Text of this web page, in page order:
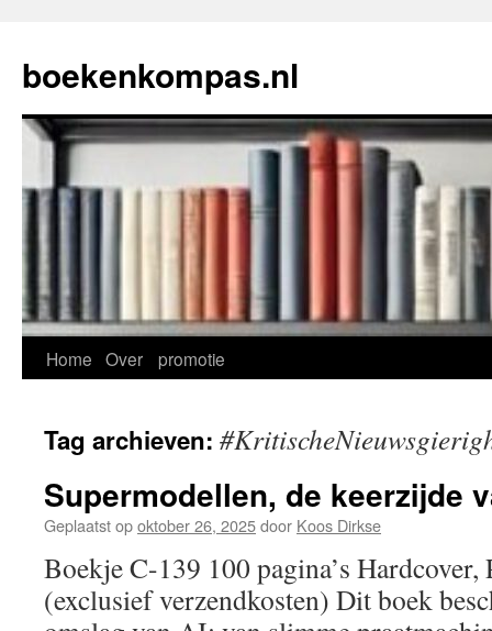
de
inhoud
boekenkompas.nl
Home Over promotie
Tag archieven:
Supermodellen, de keerzijde
Geplaatst opoktober 26, 2025door Koos Dirkse
Boekje C-139 100 pagina’s
(exclusief verzendkosten) Dit boek